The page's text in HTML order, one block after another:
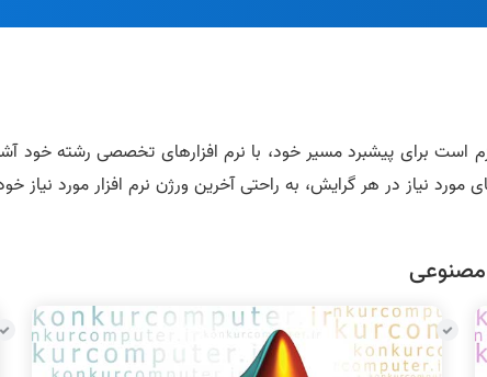
است برای پیشبرد مسیر خود، با نرم افزارهای تخصصی رشته خود
مورد نیاز در هر گرایش، به راحتی آخرین ورژن نرم افزار مورد
مصنوعی